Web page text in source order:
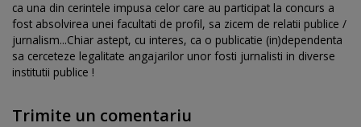
ca una din cerintele impusa celor care au participat la concurs a
fost absolvirea unei facultati de profil, sa zicem de relatii publice /
jurnalism...Chiar astept, cu interes, ca o publicatie (in)dependenta
sa cerceteze legalitate angajarilor unor fosti jurnalisti in diverse
institutii publice !
Trimite un comentariu